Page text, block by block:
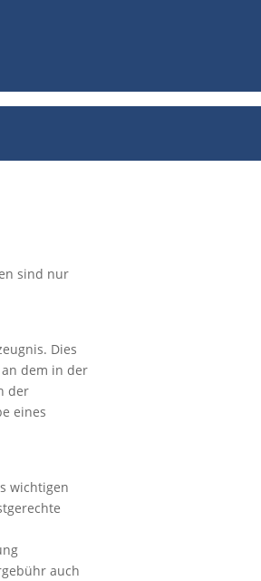
sind nur
Dies
dem in der
der
eines
wichtigen
auch